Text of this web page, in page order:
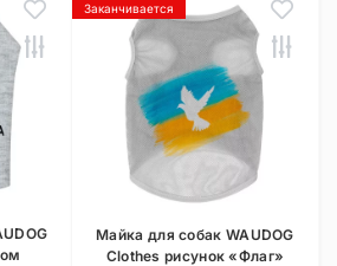
Заканчивается
Майка для собак WAUDOG
Clothes рисунок «Флаг»